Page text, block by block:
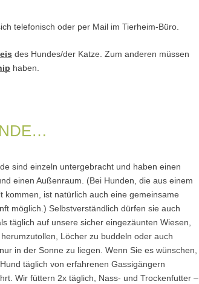
telefonisch oder per Mail im Tierheim-Büro.
des Hundes/der Katze. Zum anderen müssen
haben.
sind einzeln untergebracht und haben einen
einen Außenraum. (Bei Hunden, die aus einem
kommen, ist natürlich auch eine gemeinsame
möglich.) Selbstverständlich dürfen sie auch
täglich auf unsere sicher eingezäunten Wiesen,
Löcher zu buddeln oder auch
in der Sonne zu liegen. Wenn Sie es wünschen,
täglich von erfahrenen Gassigängern
Wir füttern 2x täglich, Nass- und Trockenfutter –